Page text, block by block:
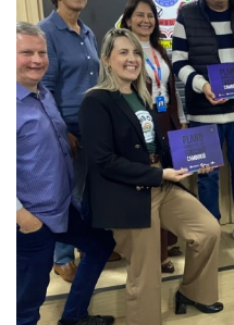
BALNEÁRIO CAMBORIÚ